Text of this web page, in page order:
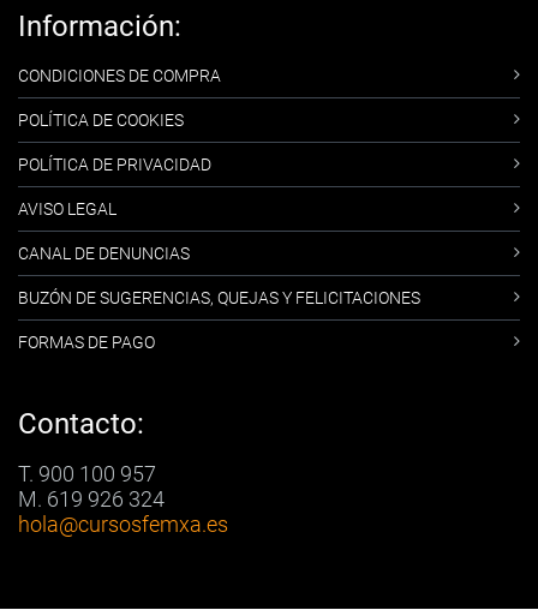
Información:
CONDICIONES DE COMPRA
POLÍTICA DE COOKIES
POLÍTICA DE PRIVACIDAD
AVISO LEGAL
CANAL DE DENUNCIAS
BUZÓN DE SUGERENCIAS, QUEJAS Y FELICITACIONES
FORMAS DE PAGO
Contacto:
T. 900 100 957
M. 619 926 324
hola@cursosfemxa.es